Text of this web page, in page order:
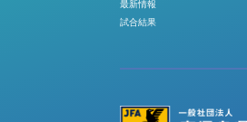
最新情報
試合結果